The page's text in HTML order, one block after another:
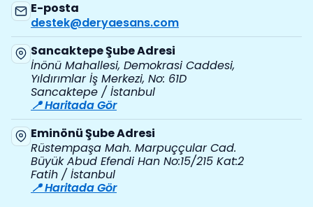
E-posta
destek@deryaesans.com
Sancaktepe Şube Adresi
İnönü Mahallesi, Demokrasi Caddesi,
Yıldırımlar İş Merkezi, No: 61D
Sancaktepe / İstanbul
📍 Haritada Gör
Eminönü Şube Adresi
Rüstempaşa Mah. Marpuççular Cad.
Büyük Abud Efendi Han No:15/215 Kat:2
Fatih / İstanbul
📍 Haritada Gör